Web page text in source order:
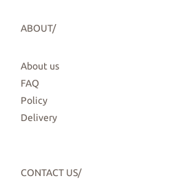
ABOUT/
About us
FAQ
Policy
Delivery
CONTACT US/